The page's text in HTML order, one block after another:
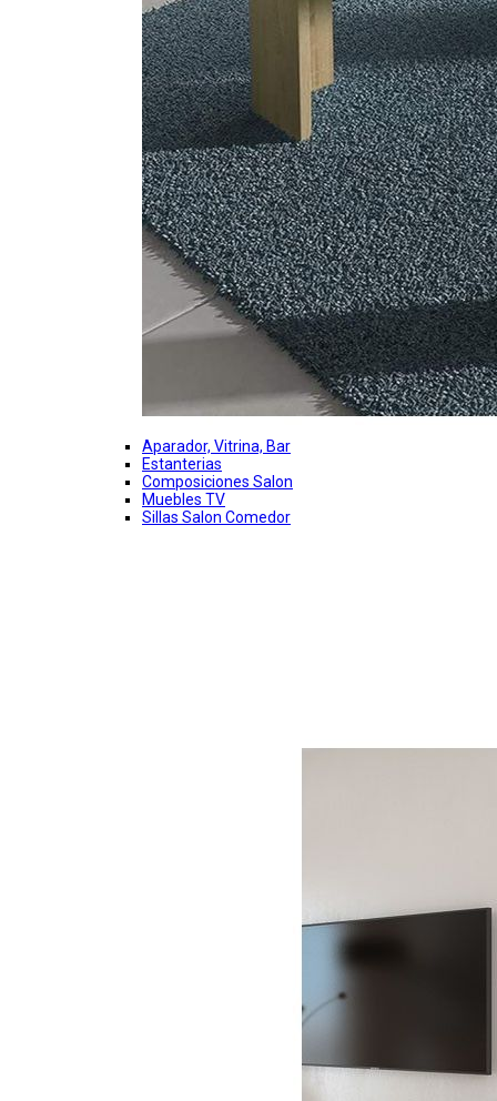
Aparador, Vitrina, Bar
Estanterias
Composiciones Salon
Muebles TV
Sillas Salon Comedor